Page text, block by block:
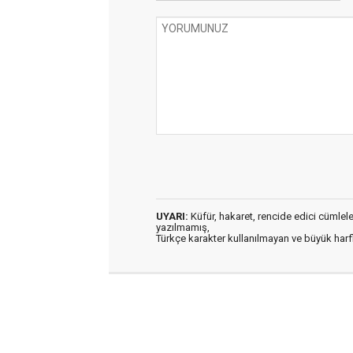
UYARI: Küfür, hakaret, rencide edici
yazılmamış,
Türkçe karakter kullanılmayan ve büyük